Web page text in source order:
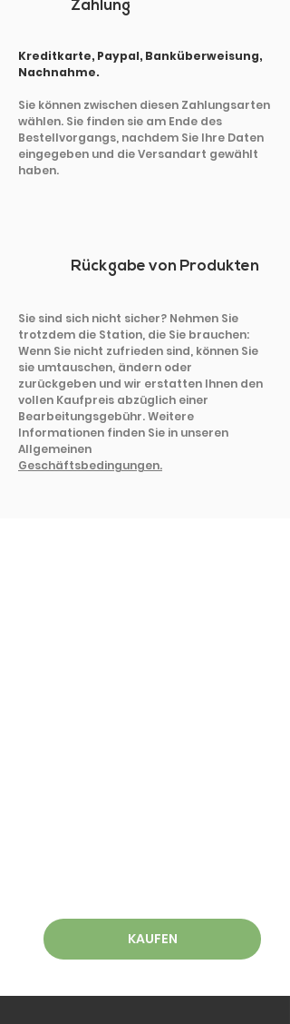
Zahlung
Kreditkarte, Paypal, Banküberweisung,
Nachnahme.
Sie können zwischen diesen Zahlungsarten
wählen. Sie finden sie am Ende des
Bestellvorgangs, nachdem Sie Ihre Daten
eingegeben und die Versandart gewählt
haben.
Rückgabe von Produkten
Sie sind sich nicht sicher? Nehmen Sie
trotzdem die Station, die Sie brauchen:
Wenn Sie nicht zufrieden sind, können Sie
sie umtauschen, ändern oder
zurückgeben und wir erstatten Ihnen den
vollen Kaufpreis abzüglich einer
Bearbeitungsgebühr. Weitere
Informationen finden Sie in unseren
Allgemeinen
Geschäftsbedingungen.
KAUFEN